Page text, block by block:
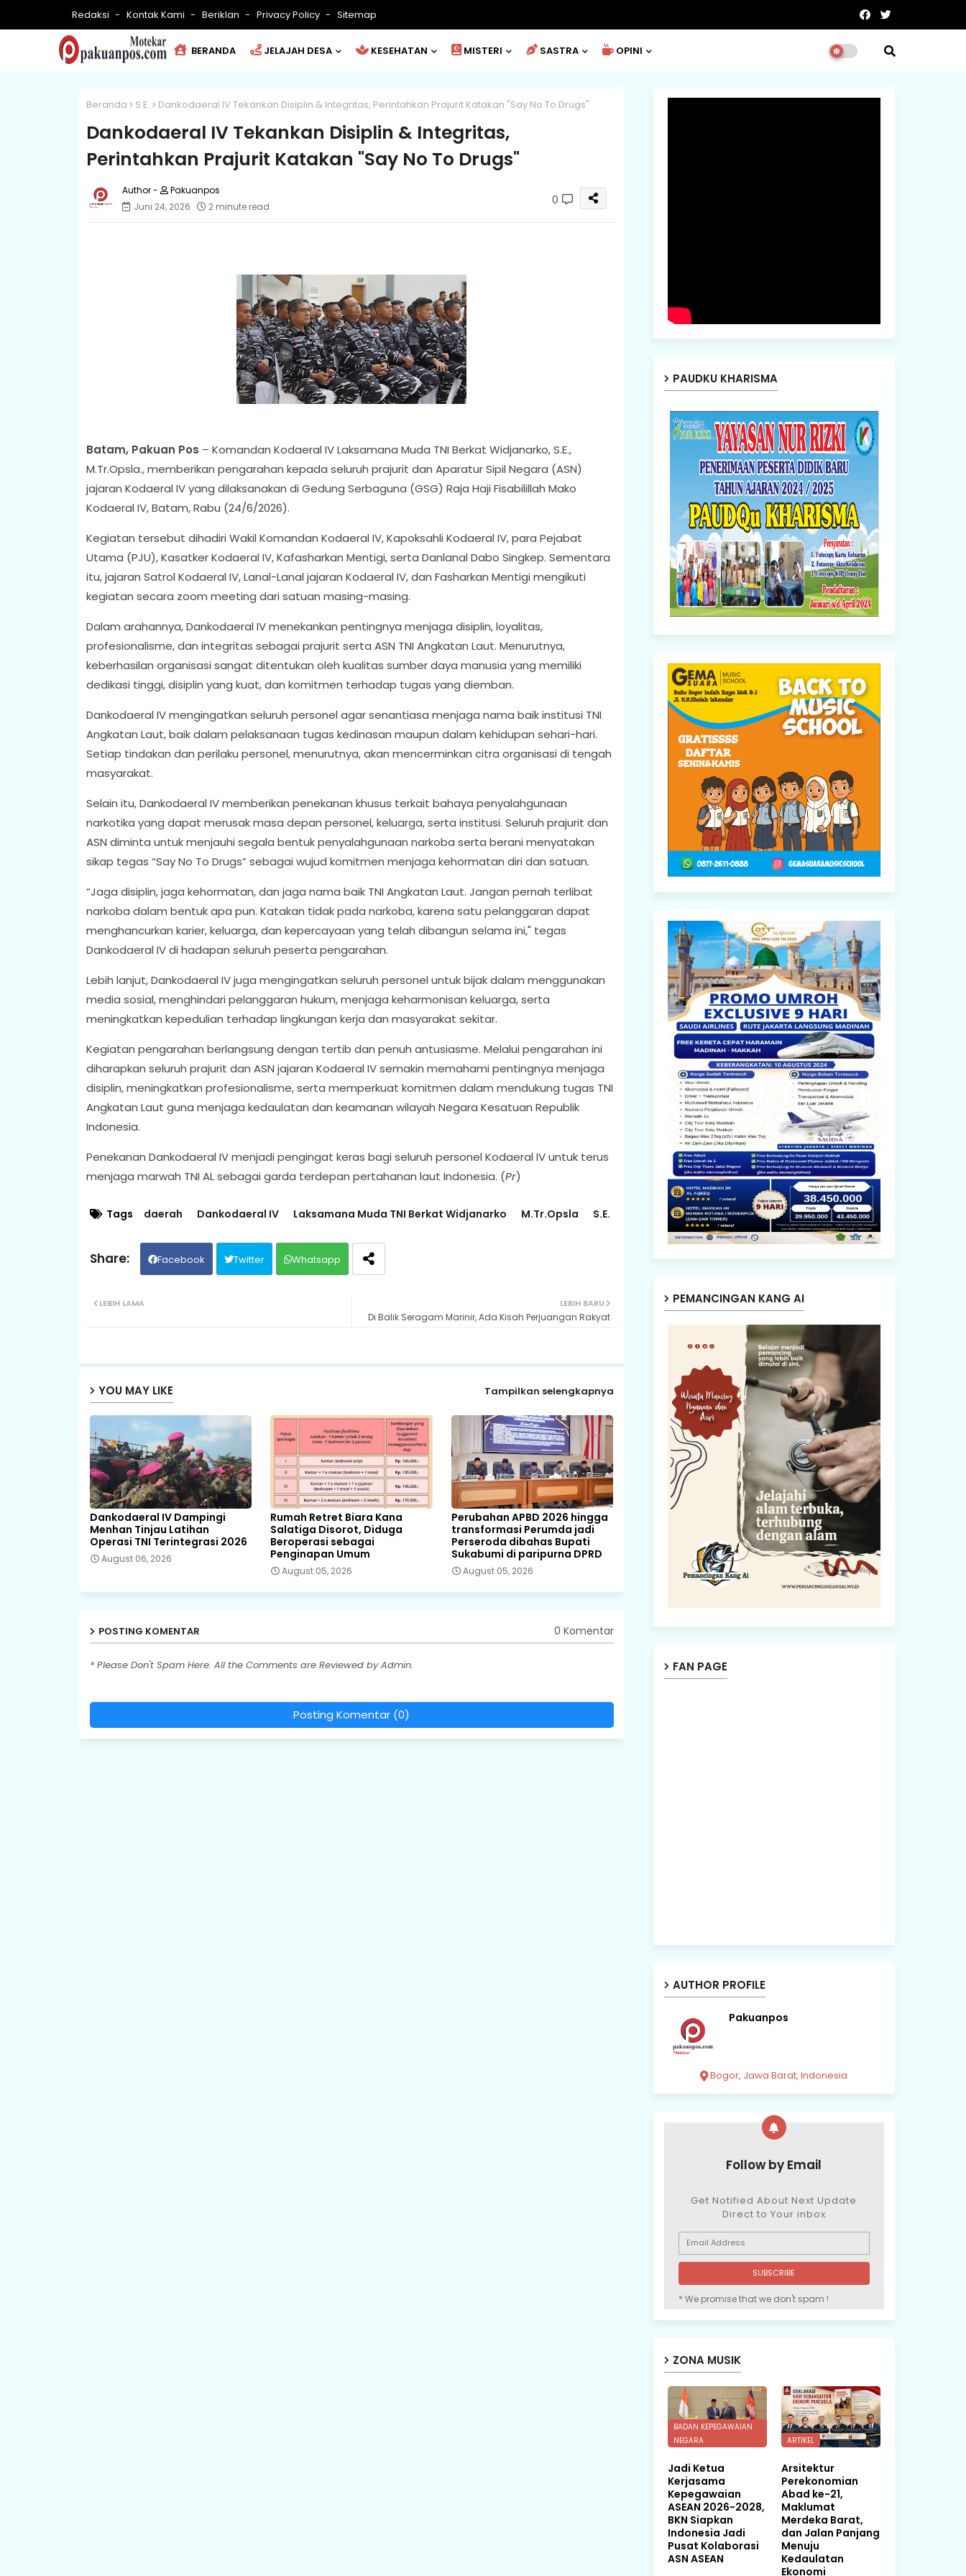
Redaksi Kontak Kami Beriklan Privacy Policy Sitemap
BERANDA JELAJAH DESA KESEHATAN MISTERI SASTRA OPINI
Beranda S.E. Dankodaeral IV Tekankan Disiplin & Integritas, Perintahkan Prajurit Katakan "Say No To Drugs"
Dankodaeral IV Tekankan Disiplin & Integritas,
Perintahkan Prajurit Katakan "Say No To Drugs"
Pakuanpos
Juni 24, 2026
2 minute read 0
Batam, Pakuan Pos – Komandan Kodaeral IV Laksamana Muda TNI Berkat Widjanarko, S.E.,
M.Tr.Opsla., memberikan pengarahan kepada seluruh prajurit dan Aparatur Sipil Negara (ASN)
jajaran Kodaeral IV yang dilaksanakan di Gedung Serbaguna (GSG) Raja Haji Fisabilillah Mako
Kodaeral IV, Batam, Rabu (24/6/2026).
Kegiatan tersebut dihadiri Wakil Komandan Kodaeral IV, Kapoksahli Kodaeral IV, para Pejabat
Utama (PJU), Kasatker Kodaeral IV, Kafasharkan Mentigi, serta Danlanal Dabo Singkep. Sementara
itu, jajaran Satrol Kodaeral IV, Lanal-Lanal jajaran Kodaeral IV, dan Fasharkan Mentigi mengikuti
kegiatan secara zoom meeting dari satuan masing-masing.
Dalam arahannya, Dankodaeral IV menekankan pentingnya menjaga disiplin, loyalitas,
profesionalisme, dan integritas sebagai prajurit serta ASN TNI Angkatan Laut. Menurutnya,
keberhasilan organisasi sangat ditentukan oleh kualitas sumber daya manusia yang memiliki
dedikasi tinggi, disiplin yang kuat, dan komitmen terhadap tugas yang diemban.
Dankodaeral IV mengingatkan seluruh personel agar senantiasa menjaga nama baik institusi TNI
Angkatan Laut, baik dalam pelaksanaan tugas kedinasan maupun dalam kehidupan sehari-hari.
Setiap tindakan dan perilaku personel, menurutnya, akan mencerminkan citra organisasi di tengah
masyarakat.
Selain itu, Dankodaeral IV memberikan penekanan khusus terkait bahaya penyalahgunaan
narkotika yang dapat merusak masa depan personel, keluarga, serta institusi. Seluruh prajurit dan
ASN diminta untuk menjauhi segala bentuk penyalahgunaan narkoba serta berani menyatakan
sikap tegas “Say No To Drugs” sebagai wujud komitmen menjaga kehormatan diri dan satuan.
“Jaga disiplin, jaga kehormatan, dan jaga nama baik TNI Angkatan Laut. Jangan pernah terlibat
narkoba dalam bentuk apa pun. Katakan tidak pada narkoba, karena satu pelanggaran dapat
menghancurkan karier, keluarga, dan kepercayaan yang telah dibangun selama ini," tegas
Dankodaeral IV di hadapan seluruh peserta pengarahan.
Lebih lanjut, Dankodaeral IV juga mengingatkan seluruh personel untuk bijak dalam menggunakan
media sosial, menghindari pelanggaran hukum, menjaga keharmonisan keluarga, serta
meningkatkan kepedulian terhadap lingkungan kerja dan masyarakat sekitar.
Kegiatan pengarahan berlangsung dengan tertib dan penuh antusiasme. Melalui pengarahan ini
diharapkan seluruh prajurit dan ASN jajaran Kodaeral IV semakin memahami pentingnya menjaga
disiplin, meningkatkan profesionalisme, serta memperkuat komitmen dalam mendukung tugas TNI
Angkatan Laut guna menjaga kedaulatan dan keamanan wilayah Negara Kesatuan Republik
Indonesia.
Penekanan Dankodaeral IV menjadi pengingat keras bagi seluruh personel Kodaeral IV untuk terus
menjaga marwah TNI AL sebagai garda terdepan pertahanan laut Indonesia. (Pr)
Tags daerah Dankodaeral IV Laksamana Muda TNI Berkat Widjanarko M.Tr.Opsla S.E.
Facebook Twitter Whatsapp
LEBIH BARU
Di Balik Seragam Marinir, Ada Kisah Perjuangan Rakyat
LEBIH LAMA
YOU MAY LIKE Tampilkan selengkapnya
Dankodaeral IV Dampingi
Menhan Tinjau Latihan
Operasi TNI Terintegrasi 2026
August 06, 2026
Rumah Retret Biara Kana
Salatiga Disorot, Diduga
Beroperasi sebagai
Penginapan Umum
August 05, 2026
Perubahan APBD 2026 hingga
transformasi Perumda jadi
Perseroda dibahas Bupati
Sukabumi di paripurna DPRD
August 05, 2026
POSTING KOMENTAR 0 Komentar
* Please Don't Spam Here. All the Comments are Reviewed by Admin.
Posting Komentar (0)
PAUDKU KHARISMA
PEMANCINGAN KANG AI
FAN PAGE
AUTHOR PROFILE
Pakuanpos
Bogor, Jawa Barat, Indonesia
Follow by Email
Get Notified About Next Update
Direct to Your inbox
* We promise that we don't spam !
ZONA MUSIK
BADAN KEPEGAWAIAN
NEGARA
Jadi Ketua
Kerjasama
Kepegawaian
ASEAN 2026-2028,
BKN Siapkan
Indonesia Jadi
Pusat Kolaborasi
ASN ASEAN
ARTIKEL
Arsitektur
Perekonomian
Abad ke-21,
Maklumat
Merdeka Barat,
dan Jalan Panjang
Menuju
Kedaulatan
Ekonomi